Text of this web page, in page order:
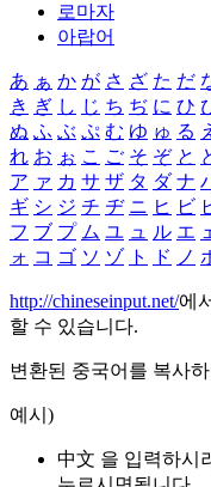
로마자
아랍어
あ ぁ か が さ ざ た だ
き ぎ し じ ち ぢ に ひ
ぬ ふ ぶ ぷ む ゆ ゅ る
れ お ぉ こ ご そ ぞ と
ア ァ カ サ ザ タ ダ ナ
ギ シ ジ チ ヂ ニ ヒ ビ
フ ブ プ ム ユ ュ ル エ
ォ コ ゴ ソ ゾ ト ド ノ
http://chineseinput.net/에
할 수 있습니다.
변환된 중국어를 복사
예시)
中文 을 입력하시